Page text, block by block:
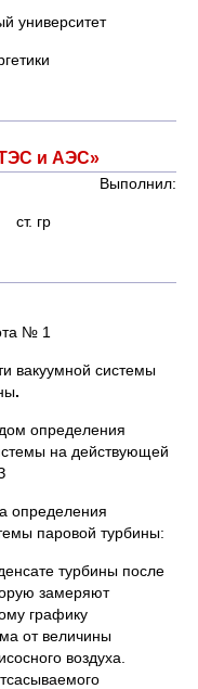
университет
и АЭС»
№ 1
вакуумной системы
.
определения
на действующей
определения
паровой турбины:
турбины после
замеряют
графику
от величины
воздуха.